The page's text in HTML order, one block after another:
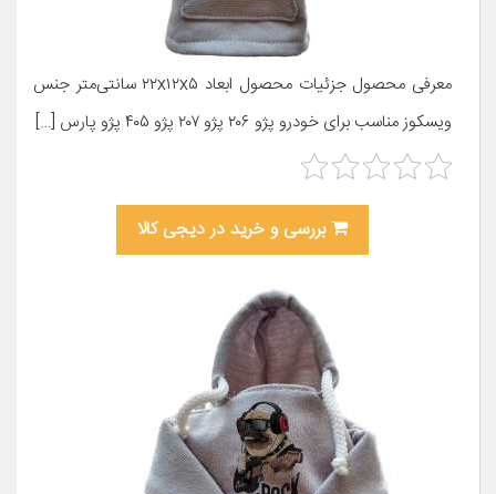
معرفی محصول جزئیات محصول ابعاد ۲۲x۱۲x۵ سانتی‌متر جنس
ویسکوز مناسب برای خودرو پژو ۲۰۶ پژو ۲۰۷ پژو ۴۰۵ پژو پارس […]
بررسی و خرید در دیجی کالا